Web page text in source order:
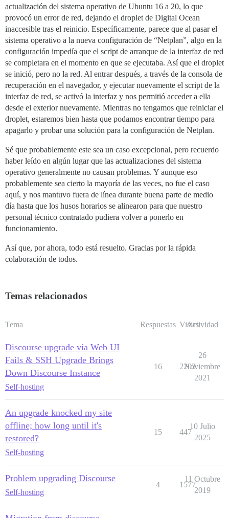
actualización del sistema operativo de Ubuntu 16 a 20, lo que
provocó un error de red, dejando el droplet de Digital Ocean
inaccesible tras el reinicio. Específicamente, parece que al pasar el
sistema operativo a la nueva configuración de “Netplan”, algo en la
configuración impedía que el script de arranque de la interfaz de red
se completara en el momento en que se ejecutaba. Así que el droplet
se inició, pero no la red. Al entrar después, a través de la consola de
recuperación en el navegador, y ejecutar nuevamente el script de la
interfaz de red, se activó la interfaz y nos permitió acceder a ella
desde el exterior nuevamente. Mientras no tengamos que reiniciar el
droplet, estaremos bien hasta que podamos encontrar tiempo para
apagarlo y probar una solución para la configuración de Netplan.
Sé que probablemente este sea un caso excepcional, pero recuerdo
haber leído en algún lugar que las actualizaciones del sistema
operativo generalmente no causan problemas. Y aunque eso
probablemente sea cierto la mayoría de las veces, no fue el caso
aquí, y nos mantuvo fuera de línea durante buena parte de medio
día hasta que los husos horarios se alinearon para que nuestro
personal técnico contratado pudiera volver a ponerlo en
funcionamiento.
Así que, por ahora, todo está resuelto. Gracias por la rápida
colaboración de todos.
Temas relacionados
Tema Respuestas Vistas
Actividad
Discourse upgrade via Web UI
Fails & SSH Upgrade Brings
Down Discourse Instance
Self-hosting
16 2203
26
Noviembre
2021
An upgrade knocked my site
offline; how long until it's
restored?
Self-hosting
15 447
10 Julio
2025
Problem upgrading Discourse
Self-hosting
4 1577
11 Octubre
2019